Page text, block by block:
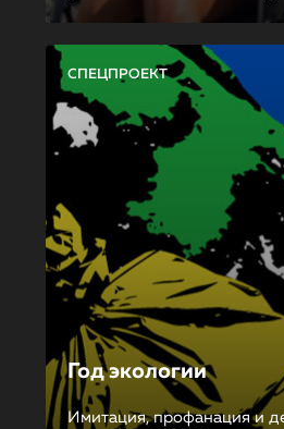
СПЕЦПРОЕКТ
Год экологии
Имитация, профанация и